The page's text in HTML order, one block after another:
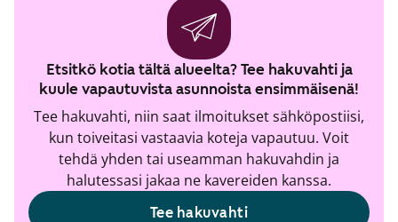
Etsitkö kotia tältä alueelta? Tee hakuvahti ja
kuule vapautuvista asunnoista ensimmäisenä!
Tee hakuvahti, niin saat ilmoitukset sähköpostiisi,
kun toiveitasi vastaavia koteja vapautuu. Voit
tehdä yhden tai useamman hakuvahdin ja
halutessasi jakaa ne kavereiden kanssa.
Tee hakuvahti